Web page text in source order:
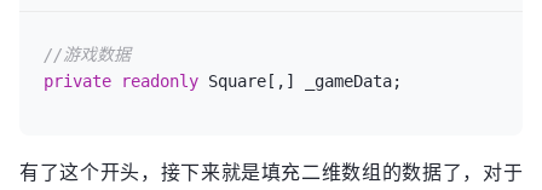
//游戏数据
private
readonly Square[,] _gameData;
有了这个开头，接下来就是填充二维数组的数据了，对于